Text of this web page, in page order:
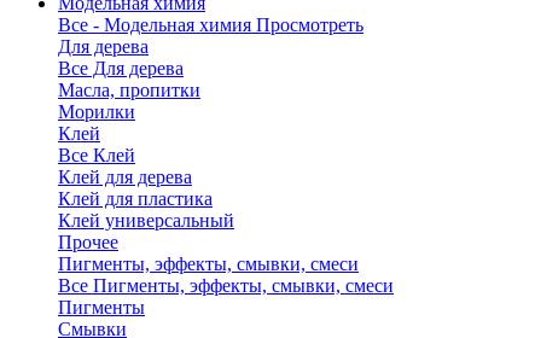
Все - Модельная химия Просмотреть
Для дерева
Все Для дерева
Масла, пропитки
Морилки
Клей
Все Клей
Клей для дерева
Клей для пластика
Клей универсальный
Прочее
Пигменты, эффекты, смывки, смеси
Все Пигменты, эффекты, смывки, смеси
Пигменты
Смывки